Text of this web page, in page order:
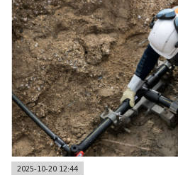
2025-10-20 12:44